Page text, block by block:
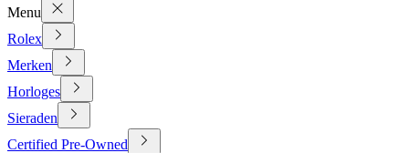
Menu
Rolex
Merken
Horloges
Sieraden
Certified Pre-Owned